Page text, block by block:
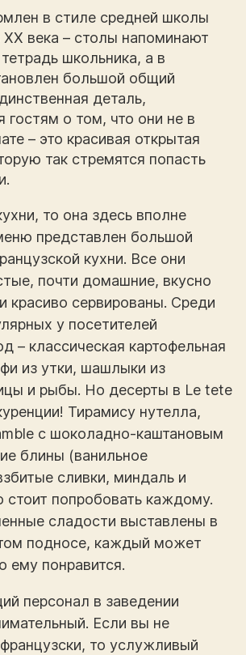
в стиле средней школы
века – столы напоминают
школьника, а в
большой общий
деталь,
о том, что они не в
– это красивая открытая
так стремятся попасть
то она здесь вполне
представлен большой
кухни. Все они
почти домашние, вкусно
красиво сервированы. Среди
у посетителей
– классическая картофельная
из утки, шашлыки из
и рыбы. Но десерты в Le tete
Тирамису нутелла,
с шоколадно-каштановым
блины (ванильное
сливки, миндаль и
стоит попробовать каждому.
сладости выставлены в
подносе, каждый может
ему понравится.
персонал в заведении
Если вы не
то услужливый